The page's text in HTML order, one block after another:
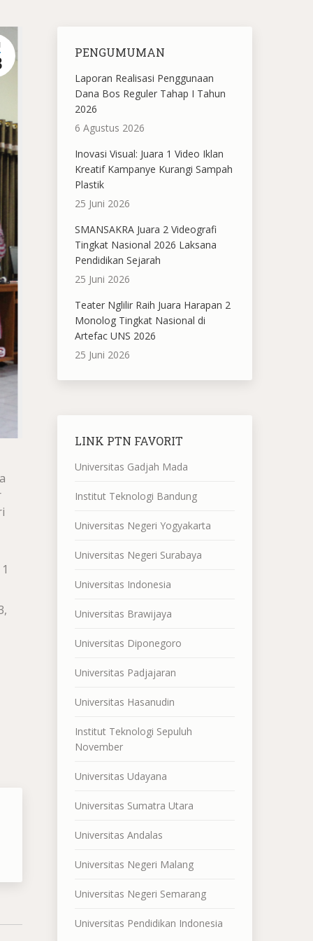
PENGUMUMAN
Laporan Realisasi Penggunaan
Dana Bos Reguler Tahap I Tahun
2026
6 Agustus 2026
Inovasi Visual: Juara 1 Video Iklan
Kreatif Kampanye Kurangi Sampah
Plastik
25 Juni 2026
SMANSAKRA Juara 2 Videografi
Tingkat Nasional 2026 Laksana
Pendidikan Sejarah
25 Juni 2026
Teater Nglilir Raih Juara Harapan 2
Monolog Tingkat Nasional di
Artefac UNS 2026
25 Juni 2026
LINK PTN FAVORIT
Universitas Gadjah Mada
Institut Teknologi Bandung
Universitas Negeri Yogyakarta
Universitas Negeri Surabaya
Universitas Indonesia
Universitas Brawijaya
Universitas Diponegoro
Universitas Padjajaran
Universitas Hasanudin
Institut Teknologi Sepuluh
November
Universitas Udayana
Universitas Sumatra Utara
Universitas Andalas
Universitas Negeri Malang
Universitas Negeri Semarang
Universitas Pendidikan Indonesia